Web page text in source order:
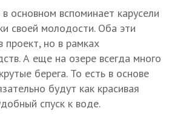
основном вспоминает карусели
своей молодости. Оба эти
проект, но в рамках
А еще на озере всегда много
берега. То есть в основе
будут как красивая
спуск к воде.